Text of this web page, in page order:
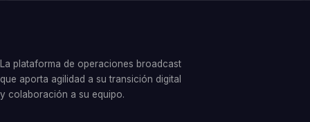
La plataforma de operaciones broadcast
que aporta agilidad a su transición digital
y colaboración a su equipo.